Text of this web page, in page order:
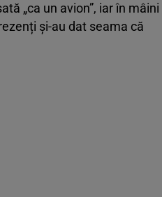
„ca un avion”, iar în mâini
și-au dat seama că